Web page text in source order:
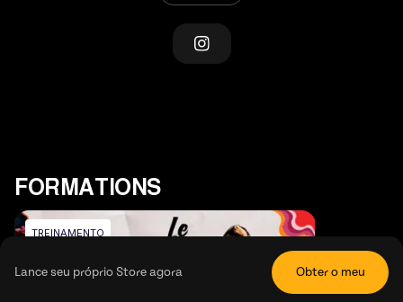
FORMATIONS
TREINAMENTO
Lance seu próprio Store agora Obter o meu